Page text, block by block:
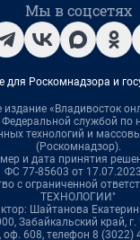
Мы в соцсетях
для Роскомнадзора и
издание «Владивосток
службой по
технологий и
(Роскомнадзор).
и дата принятия
ФС 77-85603 от
с ограниченной
ТЕХНОЛОГИИ"
Шайтанова
Забайкальский край,
оф. 608, телефон 8 (3022)